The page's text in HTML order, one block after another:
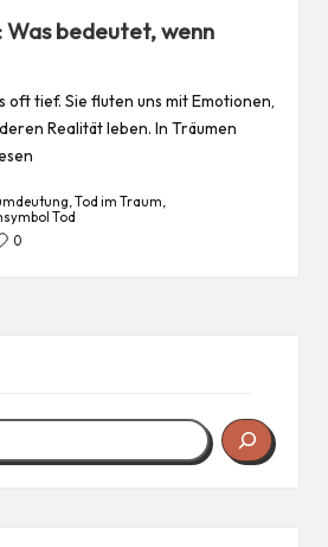
bedeutet, wenn
oft tief. Sie fluten uns mit Emotionen,
Realität leben. In Träumen
,Tod im Traum
Tod
0